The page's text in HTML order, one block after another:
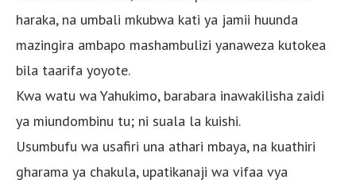
haraka, na umbali mkubwa kati ya jamii huunda
mazingira ambapo mashambulizi yanaweza kutokea
bila taarifa yoyote.
Kwa watu wa Yahukimo, barabara inawakilisha zaidi
ya miundombinu tu; ni suala la kuishi.
Usumbufu wa usafiri una athari mbaya, na kuathiri
gharama ya chakula, upatikanaji wa vifaa vya